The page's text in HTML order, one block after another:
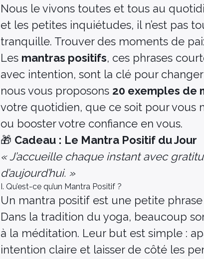
Nous le vivons toutes et tous au
et les petites inquiétudes, il n’est pas
tranquille. Trouver des moments de
Les mantras positifs, ces phrases
avec intention, sont la clé pour
nous vous proposons 20 exemples de
votre quotidien, que ce soit pour vous
ou booster votre confiance en vous.
🎁 Cadeau : Le Mantra Positif du Jour
« J’accueille chaque instant avec
d’aujourd’hui. »
I. Qu’est-ce qu’un Mantra Positif ?
Un mantra positif est une petite
Dans la tradition du yoga, beaucoup
à la méditation. Leur but est simple :
intention claire et laisser de côté les